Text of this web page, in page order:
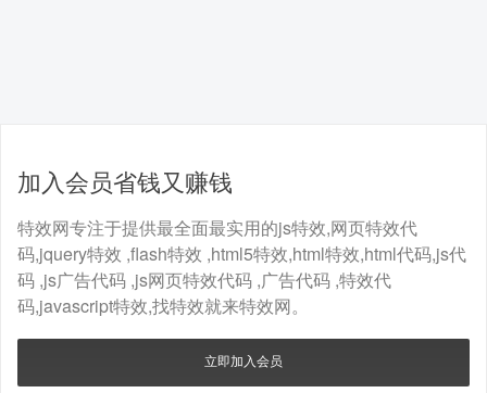
加入会员省钱又赚钱
特效网专注于提供最全面最实用的js特效,网页特效代
码,jquery特效 ,flash特效 ,html5特效,html特效,html代码,js代
码 ,js广告代码 ,js网页特效代码 ,广告代码 ,特效代
码,javascript特效,找特效就来特效网。
立即加入会员